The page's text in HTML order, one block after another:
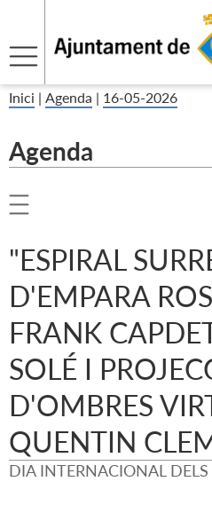
Inici | Agenda | 16-05-2026
Agenda
"ESPIRAL
D'EMPARA
FRANK
SOLÉ I
D'OMBRES
QUENTIN
DIA INTERNACIONAL